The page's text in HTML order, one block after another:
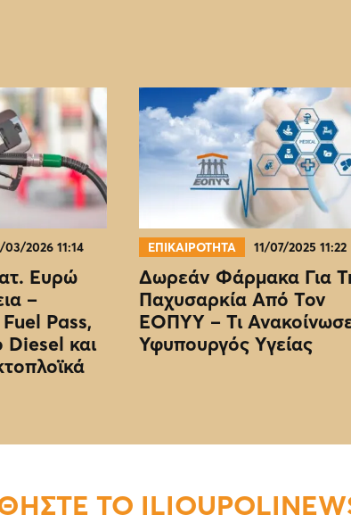
03/2026 11:14
Ευρώ
–
Pass,
Diesel και
ΕΠΙΚΑΙΡΟΤΗΤΑ 11/07/2025 11:22
Δωρεάν Φάρμακα Για
Παχυσαρκία Από Τον
EOΠΥΥ – Τι
Υφυπουργός Υγείας
ΤΟ